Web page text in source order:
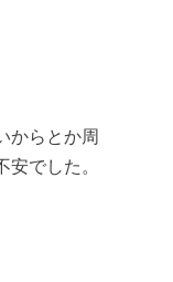
からとか周
でした。